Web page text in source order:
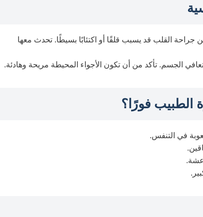
جراحة القلب قد يسبب قلقًا أو اكتئابًا بسيطًا. تحدث معها
الجسم. تأكد من أن تكون الأجواء المحيطة مريحة وهادئة.
فورًا؟
في التنفس.